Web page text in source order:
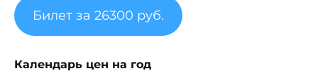
Билет за 26300 руб.
Календарь цен на год